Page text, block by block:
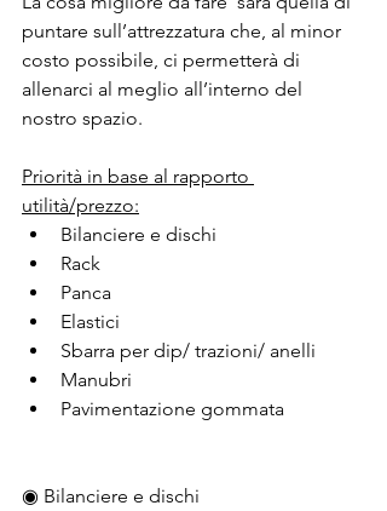
puntare sull’attrezzatura che, al minor
costo possibile, ci permetterà di
allenarci al meglio all’interno del
nostro spazio.
Priorità in base al rapporto
utilità/prezzo:
Bilanciere e dischi
Rack
Panca
Elastici
Sbarra per dip/ trazioni/ anelli
Manubri
Pavimentazione gommata
◉ Bilanciere e dischi